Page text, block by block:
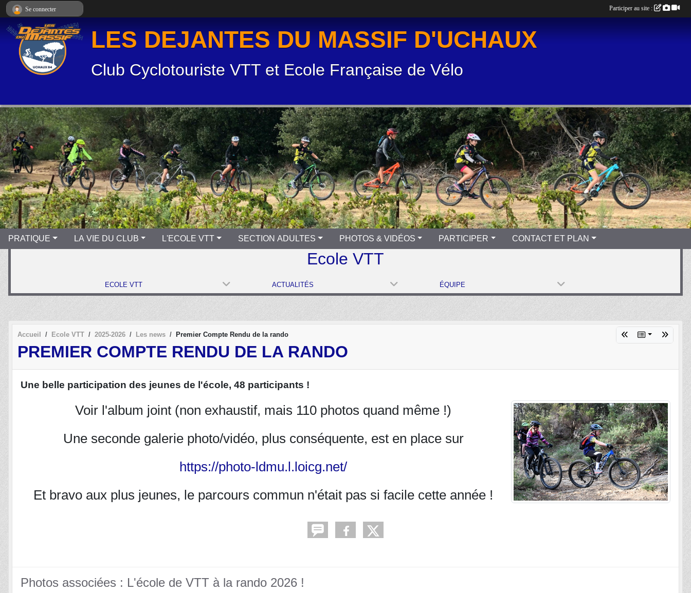
LES DEJANTES DU MASSIF D'UCHAUX
Club Cyclotouriste VTT et Ecole Française de Vélo
PRATIQUE LA VIE DU CLUB L'ECOLE VTT SECTION ADULTES PHOTOS & VIDÉOS PARTICIPER CONTACT ET PLAN
Ecole VTT
ECOLE VTT ACTUALITÉS ÉQUIPE
Accueil Ecole VTT 2025-2026 Les news Premier Compte Rendu de la rando
PREMIER COMPTE RENDU DE LA RANDO
Une belle participation des jeunes de l'école, 48 participants !
Voir l'album joint (non exhaustif, mais 110 photos quand même !)
Une seconde galerie photo/vidéo, plus conséquente, est en place sur
https://photo-ldmu.l.loicg.net/
Et bravo aux plus jeunes, le parcours commun n'était pas si facile cette année !
Photos associées : L'école de VTT à la rando 2026 !
Se connecter Participer au site :
Panneau de gestion des cookies